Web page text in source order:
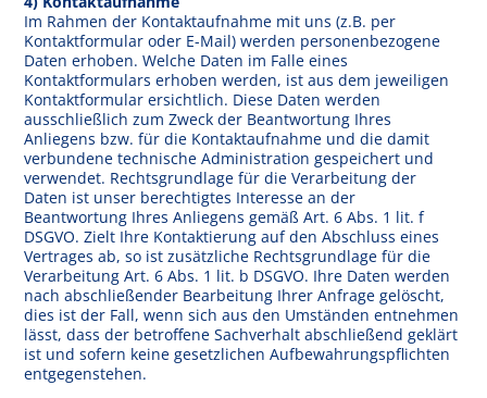
Im Rahmen der Kontaktaufnahme mit uns (z.B. per
Kontaktformular oder E-Mail) werden personenbezogene
Daten erhoben. Welche Daten im Falle eines
Kontaktformulars erhoben werden, ist aus dem jeweiligen
Kontaktformular ersichtlich. Diese Daten werden
ausschließlich zum Zweck der Beantwortung Ihres
Anliegens bzw. für die Kontaktaufnahme und die damit
verbundene technische Administration gespeichert und
verwendet. Rechtsgrundlage für die Verarbeitung der
Daten ist unser berechtigtes Interesse an der
Beantwortung Ihres Anliegens gemäß Art. 6 Abs. 1 lit. f
DSGVO. Zielt Ihre Kontaktierung auf den Abschluss eines
Vertrages ab, so ist zusätzliche Rechtsgrundlage für die
Verarbeitung Art. 6 Abs. 1 lit. b DSGVO. Ihre Daten werden
nach abschließender Bearbeitung Ihrer Anfrage gelöscht,
dies ist der Fall, wenn sich aus den Umständen entnehmen
lässt, dass der betroffene Sachverhalt abschließend geklärt
ist und sofern keine gesetzlichen Aufbewahrungspflichten
entgegenstehen.